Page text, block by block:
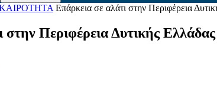
Επάρκεια σε αλάτι στην Περιφέρεια
στην Περιφέρεια Δυτικής Ελλάδας